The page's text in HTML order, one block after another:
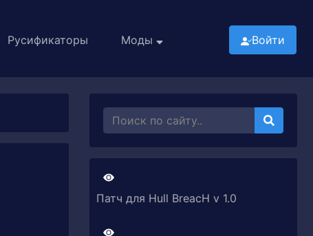
Русификаторы Моды Войти
Патч для Hull BreacH v 1.0